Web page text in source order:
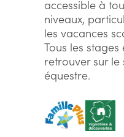
accessible à
niveaux,
les vacances
Tous les
retrouver sur
équestre.